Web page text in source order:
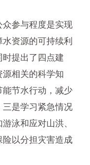
参与程度是实现
资源的可持续利
提出了四点建
相关的科学知
节水行动，减少
是学习紧急情况
泳和应对山洪、
以分担灾害造成